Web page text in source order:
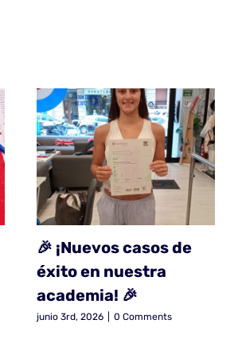
🎉 ¡Nuevos casos de
éxito en nuestra
academia! 🎉
junio 3rd, 2026 0 Comments